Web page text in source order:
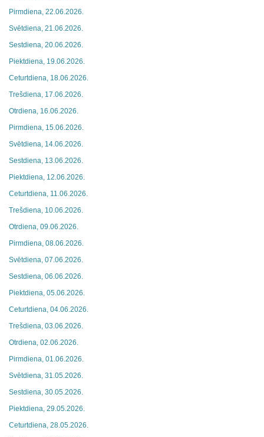
Pirmdiena, 22.06.2026.
Svētdiena, 21.06.2026.
Sestdiena, 20.06.2026.
Piektdiena, 19.06.2026.
Ceturtdiena, 18.06.2026.
Trešdiena, 17.06.2026.
Otrdiena, 16.06.2026.
Pirmdiena, 15.06.2026.
Svētdiena, 14.06.2026.
Sestdiena, 13.06.2026.
Piektdiena, 12.06.2026.
Ceturtdiena, 11.06.2026.
Trešdiena, 10.06.2026.
Otrdiena, 09.06.2026.
Pirmdiena, 08.06.2026.
Svētdiena, 07.06.2026.
Sestdiena, 06.06.2026.
Piektdiena, 05.06.2026.
Ceturtdiena, 04.06.2026.
Trešdiena, 03.06.2026.
Otrdiena, 02.06.2026.
Pirmdiena, 01.06.2026.
Svētdiena, 31.05.2026.
Sestdiena, 30.05.2026.
Piektdiena, 29.05.2026.
Ceturtdiena, 28.05.2026.